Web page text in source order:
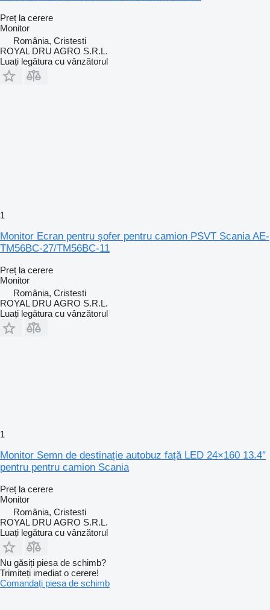
Preț la cerere
Monitor
România, Cristesti
ROYAL DRU AGRO S.R.L.
Luați legătura cu vânzătorul
1
Monitor Ecran pentru șofer pentru camion PSVT Scania AE-
TM56BC-27/TM56BC-11
Preț la cerere
Monitor
România, Cristesti
ROYAL DRU AGRO S.R.L.
Luați legătura cu vânzătorul
1
Monitor Semn de destinație autobuz față LED 24×160 13.4″
pentru pentru camion Scania
Preț la cerere
Monitor
România, Cristesti
ROYAL DRU AGRO S.R.L.
Luați legătura cu vânzătorul
Nu găsiți piesa de schimb?
Trimiteți imediat o cerere!
Comandați piesa de schimb